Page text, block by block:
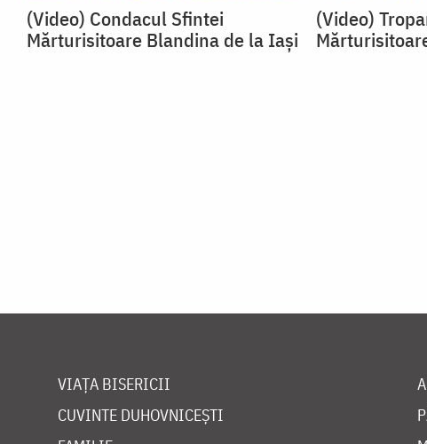
(Video) Condacul Sfintei
Mărturisitoare Blandina de la Iași
(Video)
VIAȚA BISERICII
CUVINTE DUHOVNICEȘTI